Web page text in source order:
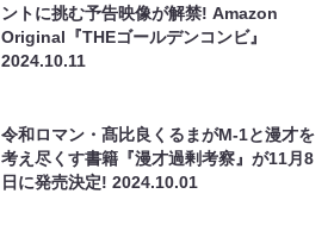
ントに挑む予告映像が解禁! Amazon
Original『THEゴールデンコンビ』
2024.10.11
令和ロマン・髙比良くるまがM-1と漫才を
考え尽くす書籍『漫才過剰考察』が11月8
日に発売決定!2024.10.01